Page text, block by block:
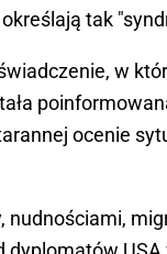
tak
w
ocenie
nudnościami,